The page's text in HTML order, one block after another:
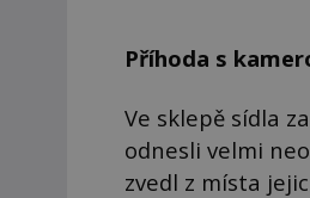
Příhoda s
Ve sklepě sídla
odnesli velmi
zvedl z místa